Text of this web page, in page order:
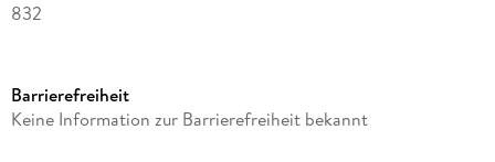
832
Autor/Autorin
Barrierefreiheit
Keine Information zur Barrierefreiheit bekannt